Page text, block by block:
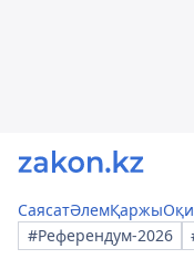
СаясатӘлемҚаржы
#Референдум-2026